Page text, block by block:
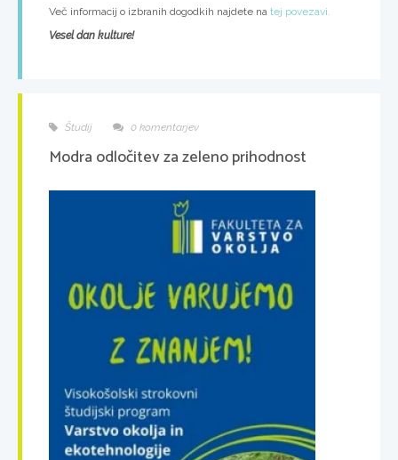
Več informacij o izbranih dogodkih najdete na tej povezavi.
Vesel dan kulture!
Študij 0 komentarjev
Modra odločitev za zeleno prihodnost